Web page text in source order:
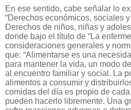
En ese sentido, cabe señalar lo
“Derechos económicos, sociales
Derechos de niños, niñas y
donde bajo el título de “La
consideraciones generales y
que: “Alimentarse es una
para mantener la vida, un modo
al encuentro familiar y social. La
alimentos a consumir y
comidas del día es propio de
pueden hacerlo libremente. Una